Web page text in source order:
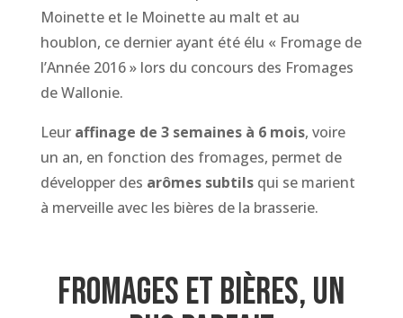
Moinette et le Moinette au malt et au
houblon, ce dernier ayant été élu « Fromage de
l’Année 2016 » lors du concours des Fromages
de Wallonie.
Leur affinage de 3 semaines à 6 mois, voire
un an, en fonction des fromages, permet de
développer des arômes subtilsqui se marient
à merveille avec les bières de la brasserie.
fromages et bières, un